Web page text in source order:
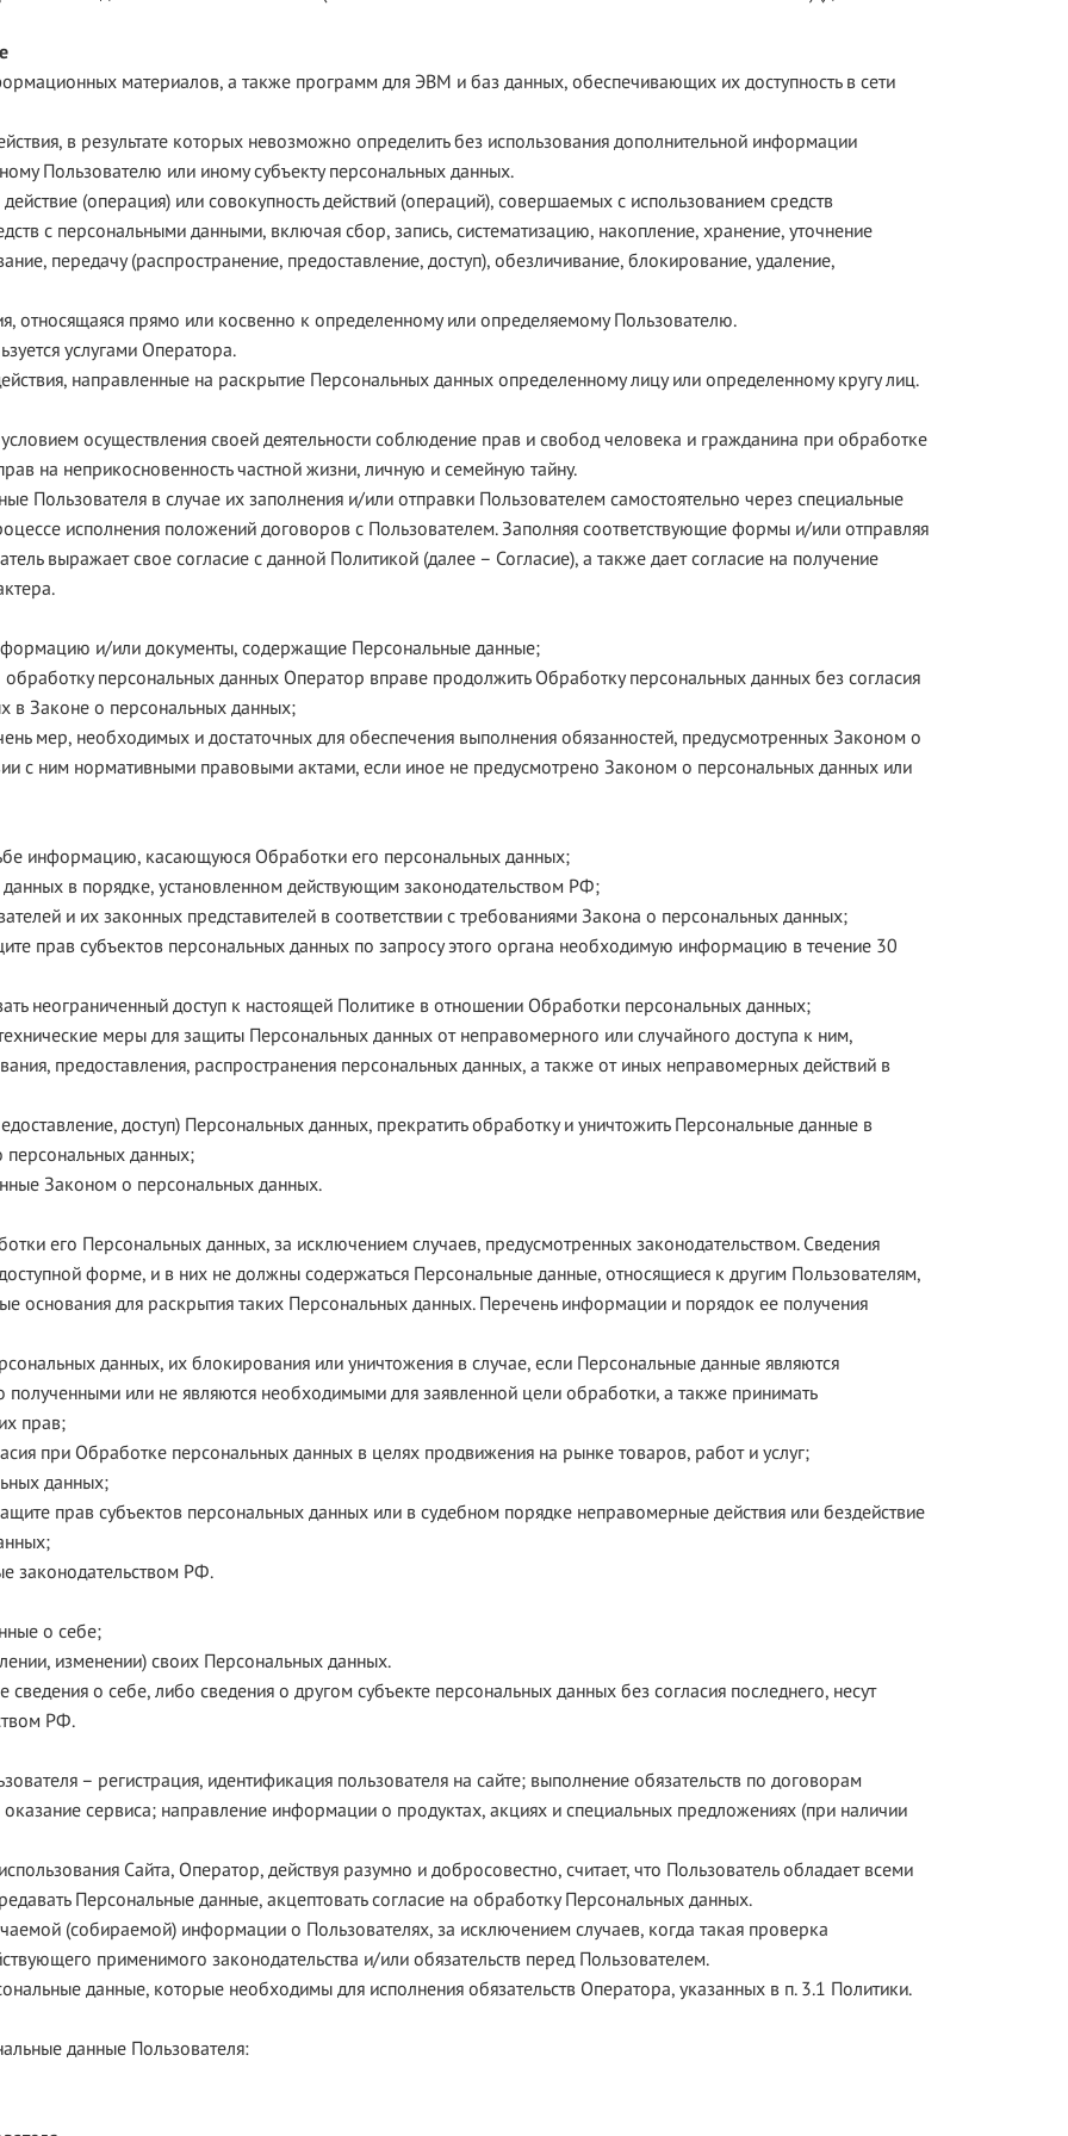
материалов, а также программ для ЭВМ и баз данных, обеспечивающих их доступность в сети
в результате которых невозможно определить без использования дополнительной информации
Пользователю или иному субъекту персональных данных.
(операция) или совокупность действий (операций), совершаемых с использованием средств
с персональными данными, включая сбор, запись, систематизацию, накопление, хранение, уточнение
передачу (распространение, предоставление, доступ), обезличивание, блокирование, удаление,
относящаяся прямо или косвенно к определенному или определяемому Пользователю.
услугами Оператора.
направленные на раскрытие Персональных данных определенному лицу или определенному кругу лиц.
осуществления своей деятельности соблюдение прав и свобод человека и гражданина при обработке
на неприкосновенность частной жизни, личную и семейную тайну.
Пользователя в случае их заполнения и/или отправки Пользователем самостоятельно через специальные
исполнения положений договоров с Пользователем. Заполняя соответствующие формы и/или отправляя
выражает свое согласие с данной Политикой (далее – Согласие), а также дает согласие на получение
и/или документы, содержащие Персональные данные;
обработку персональных данных Оператор вправе продолжить Обработку персональных данных без согласия
в Законе о персональных данных;
мер, необходимых и достаточных для обеспечения выполнения обязанностей, предусмотренных Законом о
с ним нормативными правовыми актами, если иное не предусмотрено Законом о персональных данных или
информацию, касающуюся Обработки его персональных данных;
в порядке, установленном действующим законодательством РФ;
и их законных представителей в соответствии с требованиями Закона о персональных данных;
прав субъектов персональных данных по запросу этого органа необходимую информацию в течение 30
неограниченный доступ к настоящей Политике в отношении Обработки персональных данных;
меры для защиты Персональных данных от неправомерного или случайного доступа к ним,
предоставления, распространения персональных данных, а также от иных неправомерных действий в
доступ) Персональных данных, прекратить обработку и уничтожить Персональные данные в
персональных данных;
Законом о персональных данных.
его Персональных данных, за исключением случаев, предусмотренных законодательством. Сведения
форме, и в них не должны содержаться Персональные данные, относящиеся к другим Пользователям,
основания для раскрытия таких Персональных данных. Перечень информации и порядок ее получения
данных, их блокирования или уничтожения в случае, если Персональные данные являются
или не являются необходимыми для заявленной цели обработки, а также принимать
прав;
при Обработке персональных данных в целях продвижения на рынке товаров, работ и услуг;
данных;
прав субъектов персональных данных или в судебном порядке неправомерные действия или бездействие
законодательством РФ.
о себе;
изменении) своих Персональных данных.
о себе, либо сведения о другом субъекте персональных данных без согласия последнего, несут
РФ.
– регистрация, идентификация пользователя на сайте; выполнение обязательств по договорам
оказание сервиса; направление информации о продуктах, акциях и специальных предложениях (при наличии
Сайта, Оператор, действуя разумно и добросовестно, считает, что Пользователь обладает всеми
Персональные данные, акцептовать согласие на обработку Персональных данных.
(собираемой) информации о Пользователях, за исключением случаев, когда такая проверка
применимого законодательства и/или обязательств перед Пользователем.
данные, которые необходимы для исполнения обязательств Оператора, указанных в п. 3.1 Политики.
данные Пользователя: